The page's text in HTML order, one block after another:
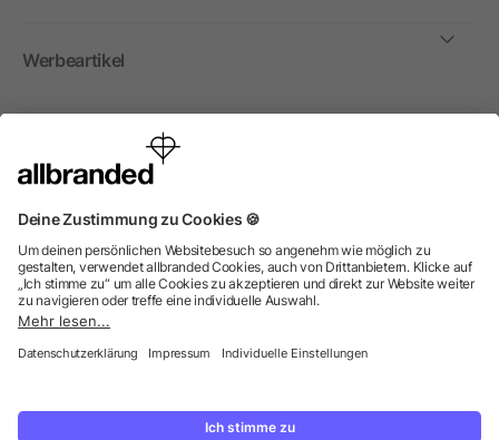
Werbeartikel
International
Wir verkaufen Werbeartikel, Werbemittel und
Vereine. Alle Preise zzgl. MwSt.